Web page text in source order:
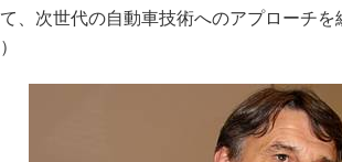
、次世代の自動車技術へのアプローチ